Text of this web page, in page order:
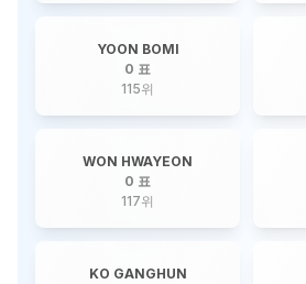
YOON BOMI
0 표
115위
WON HWAYEON
0 표
117위
KO GANGHUN